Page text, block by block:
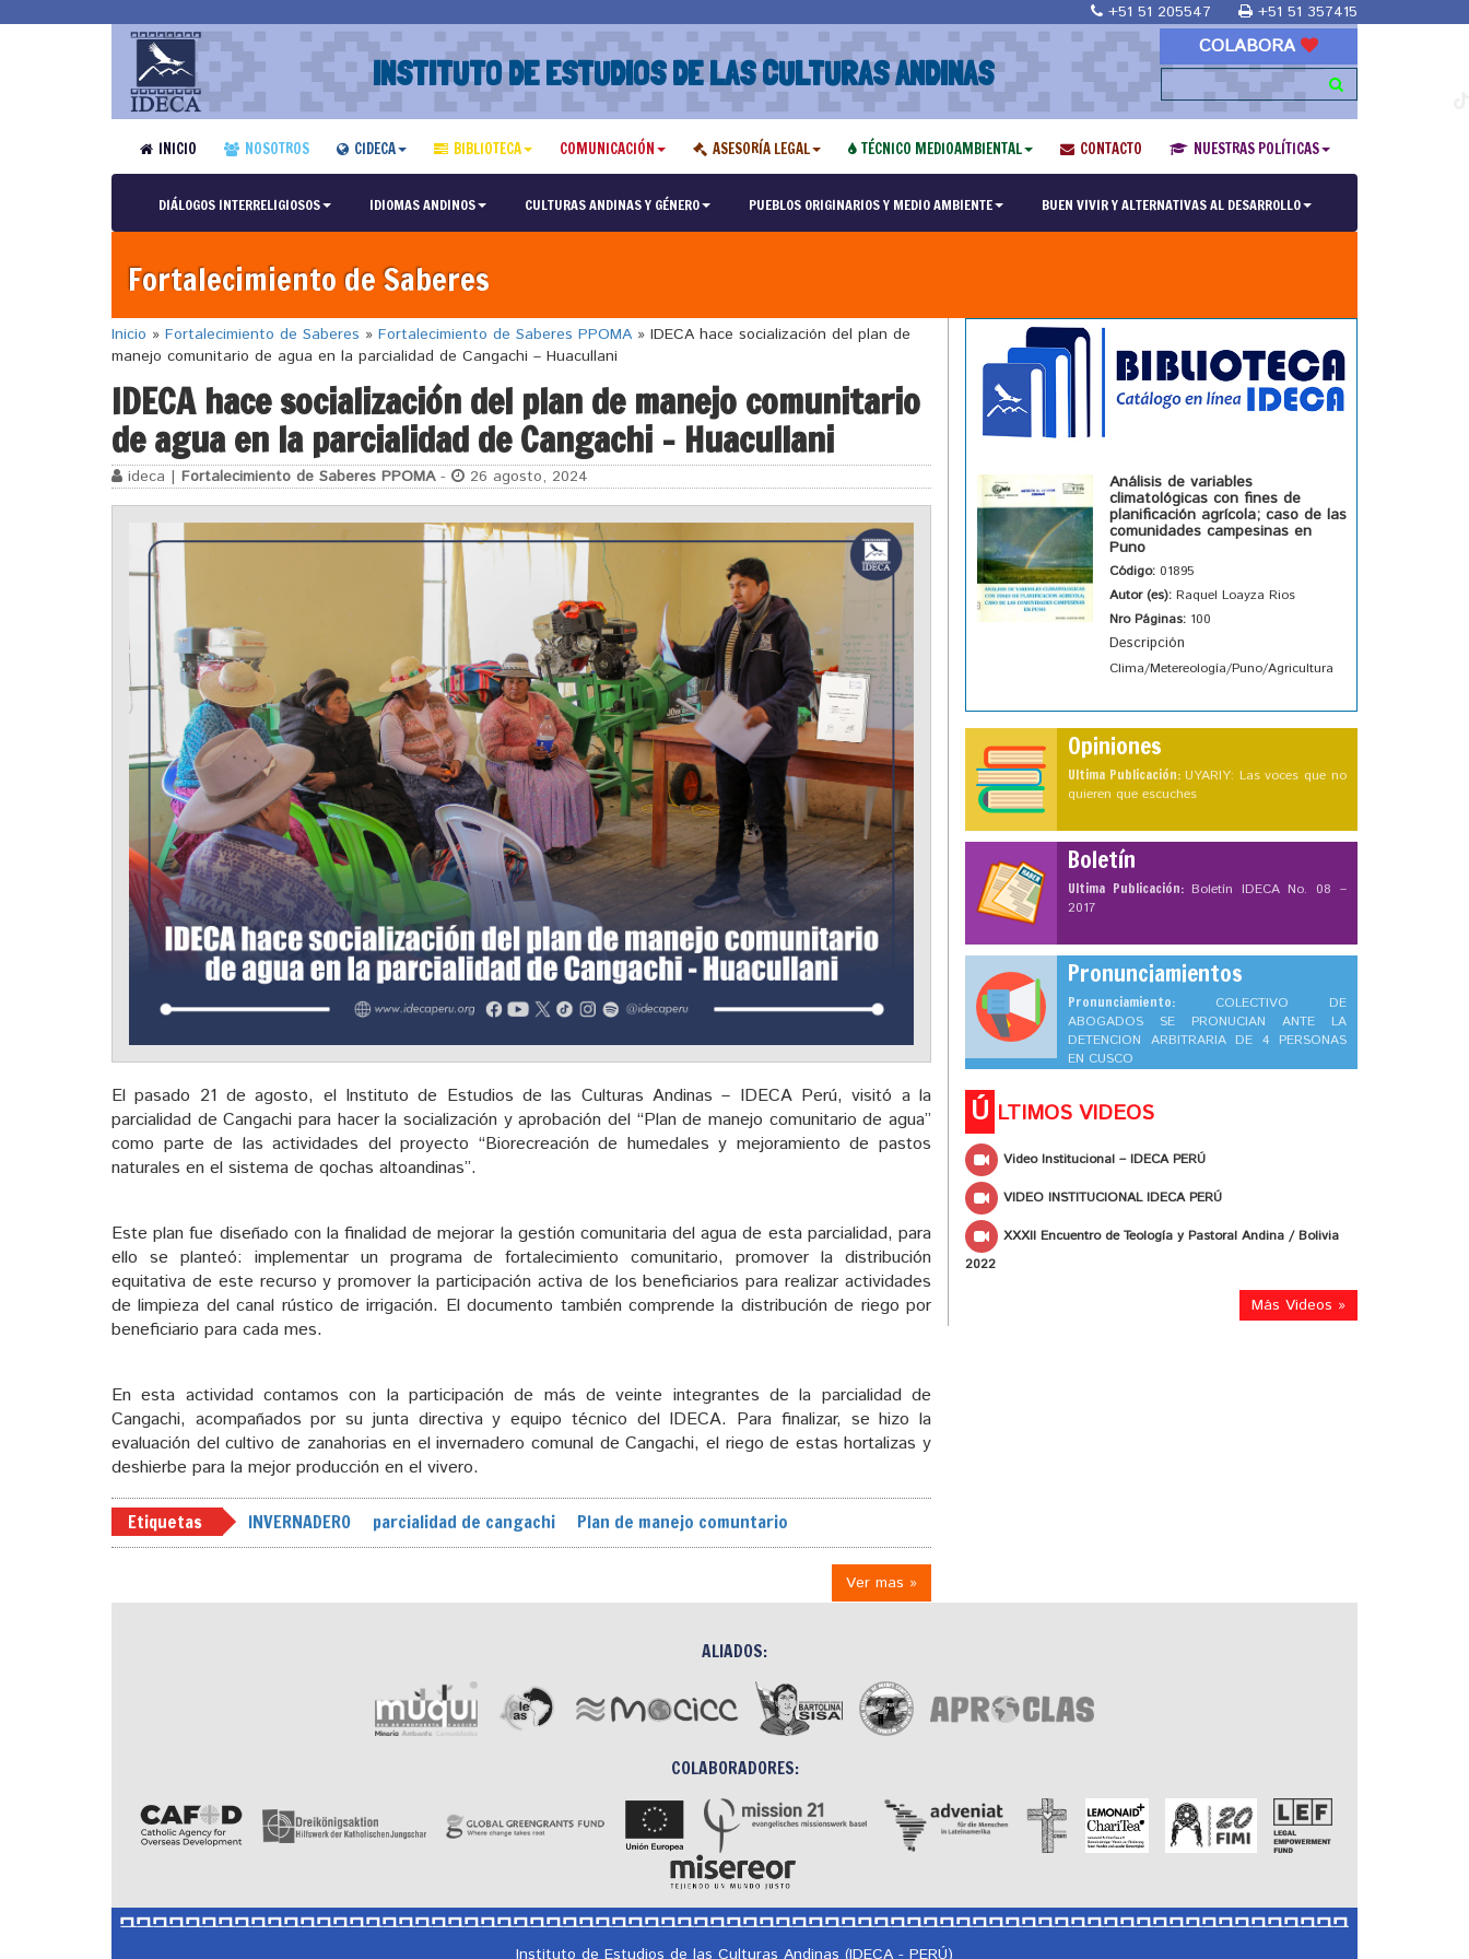
+51 51 205547 +51 51 357415
INSTITUTO DE ESTUDIOS DE LAS CULTURAS ANDINAS
COLABORA
INICIO NOSOTROS CIDECA BIBLIOTECA COMUNICACIÓN ASESORÍA LEGAL TÉCNICO MEDIOAMBIENTAL CONTACTO NUESTRAS POLÍTICAS
DIÁLOGOS INTERRELIGIOSOS IDIOMAS ANDINOS CULTURAS ANDINAS Y GÉNERO PUEBLOS ORIGINARIOS Y MEDIO AMBIENTE BUEN VIVIR Y ALTERNATIVAS AL DESARROLLO
Fortalecimiento de Saberes
Inicio » Fortalecimiento de Saberes » Fortalecimiento de Saberes PPOMA » IDECA hace socialización del plan de
manejo comunitario de agua en la parcialidad de Cangachi – Huacullani
IDECA hace socialización del plan de manejo comunitario
de agua en la parcialidad de Cangachi – Huacullani
ideca | Fortalecimiento de Saberes PPOMA- 26 agosto, 2024
El pasado 21 de agosto, el Instituto de Estudios de las Culturas Andinas – IDECA Perú, visitó a la
parcialidad de Cangachi para hacer la socialización y aprobación del “Plan de manejo comunitario de agua”
como parte de las actividades del proyecto “Biorecreación de humedales y mejoramiento de pastos
naturales en el sistema de qochas altoandinas”.
Este plan fue diseñado con la finalidad de mejorar la gestión comunitaria del agua de esta parcialidad, para
ello se planteó: implementar un programa de fortalecimiento comunitario, promover la distribución
equitativa de este recurso y promover la participación activa de los beneficiarios para realizar actividades
de limpieza del canal rústico de irrigación. El documento también comprende la distribución de riego por
beneficiario para cada mes.
En esta actividad contamos con la participación de más de veinte integrantes de la parcialidad de
Cangachi, acompañados por su junta directiva y equipo técnico del IDECA. Para finalizar, se hizo la
evaluación del cultivo de zanahorias en el invernadero comunal de Cangachi, el riego de estas hortalizas y
deshierbe para la mejor producción en el vivero.
Etiquetas INVERNADERO parcialidad de cangachi Plan de manejo comuntario
Ver mas »
Análisis de variables
climatológicas con fines de
planificación agrícola; caso de las
comunidades campesinas en
Puno
Código: 01895
Autor (es): Raquel Loayza Rios
Nro Páginas: 100
Descripción
Clima/Metereología/Puno/Agricultura
Opiniones
Ultima Publicación: UYARIY: Las voces que no
quieren que escuches
Boletín
Ultima Publicación: Boletín IDECA No. 08 –
2017
Pronunciamientos
Pronunciamiento: COLECTIVO DE
ABOGADOS SE PRONUCIAN ANTE LA
DETENCION ARBITRARIA DE 4 PERSONAS
EN CUSCO
Ú LTIMOS VIDEOS
Video Institucional – IDECA PERÚ
VIDEO INSTITUCIONAL IDECA PERÚ
XXXII Encuentro de Teología y Pastoral Andina / Bolivia
2022
Más Videos »
ALIADOS:
COLABORADORES:
Instituto de Estudios de las Culturas Andinas (IDECA - PERÚ)